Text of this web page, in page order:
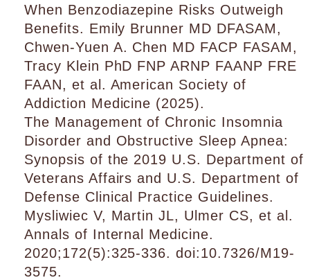
When Benzodiazepine Risks Outweigh
Benefits. Emily Brunner MD DFASAM,
Chwen-Yuen A. Chen MD FACP FASAM,
Tracy Klein PhD FNP ARNP FAANP FRE
FAAN, et al. American Society of
Addiction Medicine (2025).
The Management of Chronic Insomnia
Disorder and Obstructive Sleep Apnea:
Synopsis of the 2019 U.S. Department of
Veterans Affairs and U.S. Department of
Defense Clinical Practice Guidelines.
Mysliwiec V, Martin JL, Ulmer CS, et al.
Annals of Internal Medicine.
2020;172(5):325-336. doi:10.7326/M19-
3575.